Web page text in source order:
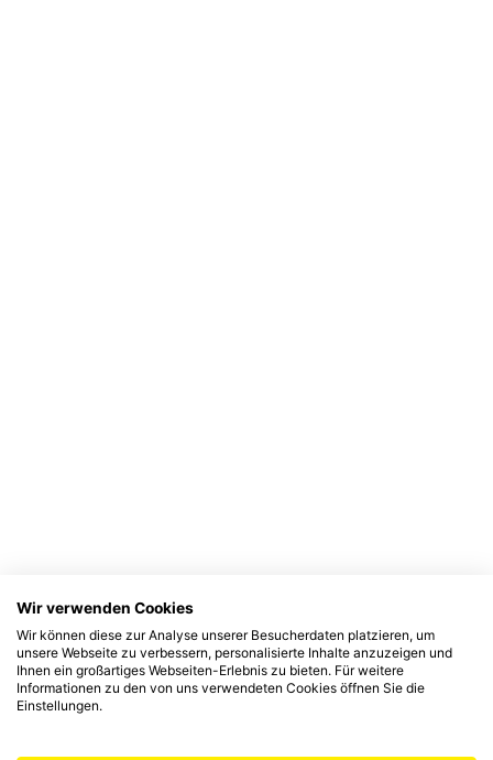
Wir verwenden Cookies
Wir können diese zur Analyse unserer Besucherdaten platzieren, um
unsere Webseite zu verbessern, personalisierte Inhalte anzuzeigen und
Ihnen ein großartiges Webseiten-Erlebnis zu bieten. Für weitere
Informationen zu den von uns verwendeten Cookies öffnen Sie die
Einstellungen.